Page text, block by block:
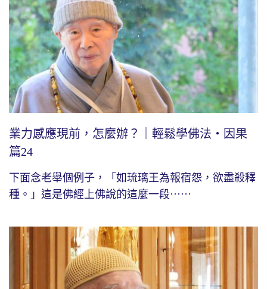
業力感應現前，怎麼辦？｜輕鬆學佛法・因果
篇24
下面念老舉個例子，「如琉璃王為報宿怨，欲盡殺釋
種。」這是佛經上佛說的這麼一段⋯⋯